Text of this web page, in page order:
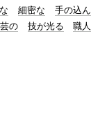
細密な
手の込ん
の 技が光る
職人